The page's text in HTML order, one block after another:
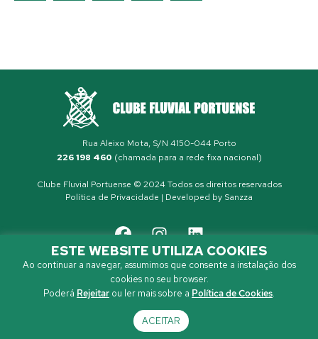
Rua Aleixo Mota, S/N 4150-044 Porto
226 198 460 (chamada para a rede fixa nacional)
Clube Fluvial Portuense © 2024 Todos os direitos reservados
Política de Privacidade | Developed by Sanzza
ESTE WEBSITE UTILIZA COOKIES
Ao continuar a navegar, assumimos que consente a instalação dos
cookies no seu browser.
Poderá Rejeitar ou ler mais sobre a Política de Cookies.
ACEITAR